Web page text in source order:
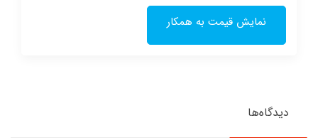
نمایش قیمت به همکار
دیدگاه‌ها